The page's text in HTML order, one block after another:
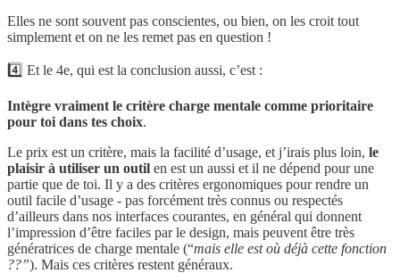
Elles ne sont souvent pas conscientes, ou bien, on les croit tout
simplement et on ne les remet pas en question !
4️⃣ Et le 4e, qui est la conclusion aussi, c’est :
Intègre vraiment le critère charge mentale comme prioritaire
pour toi dans tes choix.
Le prix est un critère, mais la facilité d’usage, et j’irais plus loin, le
plaisir à utiliser un outil en est un aussi et il ne dépend pour une
partie que de toi. Il y a des critères ergonomiques pour rendre un
outil facile d’usage - pas forcément très connus ou respectés
d’ailleurs dans nos interfaces courantes, en général qui donnent
l’impression d’être faciles par le design, mais peuvent être très
génératrices de charge mentale (“mais elle est où déjà cette fonction
??”). Mais ces critères restent généraux.